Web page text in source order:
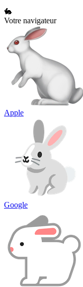
🐇
Votre navigateur
Apple
Google